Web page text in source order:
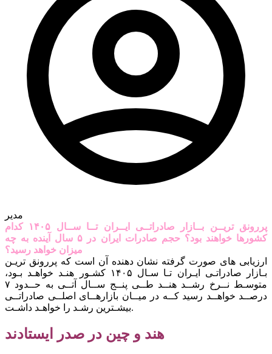
مدیر
پررونق تریــن بــازار صادراتــی ایــران تــا ســال ۱۴۰۵ کدام
کشورها خواهند بود؟ حجم صادرات ایران در ۵ سال آینده به چه
میزان خواهد رسید؟
ارزیابی های صورت گرفته نشان دهنده آن است که پررونق تریـن
بـازار صادراتـی ایـران تـا سـال ۱۴۰۵ کشـور هنـد خواهـد بـود،
متوسـط نــرخ رشــد هنــد طــی پنــج ســال آتــی به حــدود ۷
درصــد خواهــد رسید کــه در میــان بازارهــای اصلــی صادراتــی
بیشـترین رشـد را خواهـد داشـت.
هند و چین در صدر ایستادند